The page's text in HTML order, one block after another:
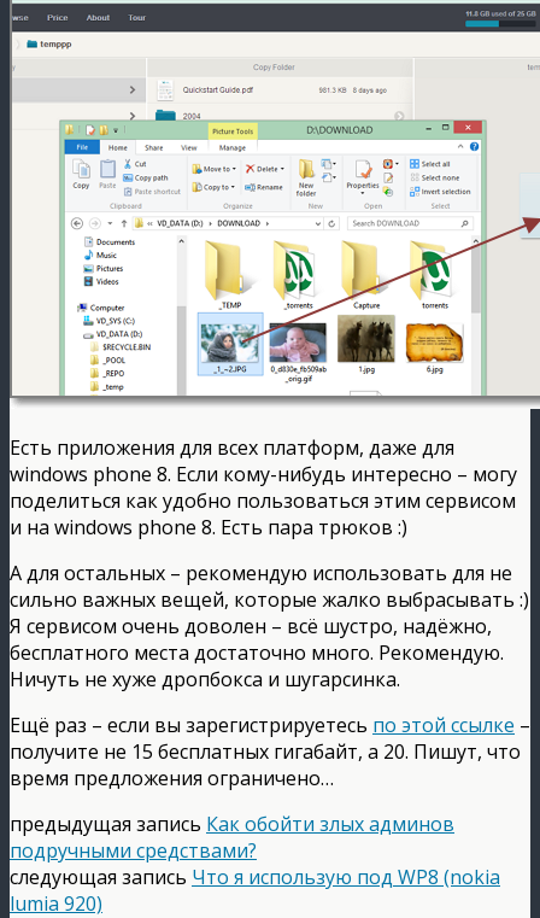
Есть приложения для всех платформ, даже для
windows phone 8. Если кому-нибудь интересно – могу
поделиться как удобно пользоваться этим сервисом
и на windows phone 8. Есть пара трюков :)
А для остальных – рекомендую использовать для не
сильно важных вещей, которые жалко выбрасывать :)
Я сервисом очень доволен – всё шустро, надёжно,
бесплатного места достаточно много. Рекомендую.
Ничуть не хуже дропбокса и шугарсинка.
Ещё раз – если вы зарегистрируетесь по этой ссылке –
получите не 15 бесплатных гигабайт, а 20. Пишут, что
время предложения ограничено…
предыдущая запись Как обойти злых админов
подручными средствами?
следующая запись Что я использую под WP8 (nokia
lumia 920)